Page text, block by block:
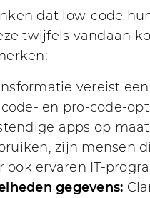
dat low-code
twijfels vandaan
vereist
en pro-code-
apps op
zijn mensen
ook ervaren IT-
gegevens: